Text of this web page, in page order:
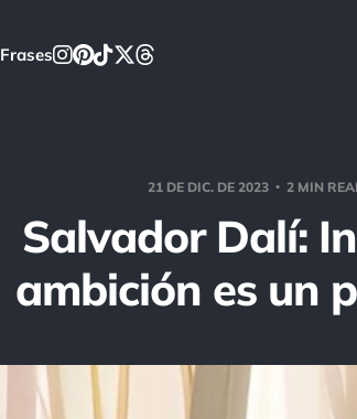
Frases
21 DE DIC. DE 2023 2 MIN
Salvador Dalí:
ambición es un